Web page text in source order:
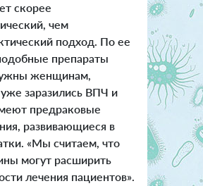
скорее
чем
подход. По ее
препараты
женщинам,
заразились ВПЧ и
предраковые
развивающиеся в
«Мы считаем, что
могут расширить
лечения пациентов».